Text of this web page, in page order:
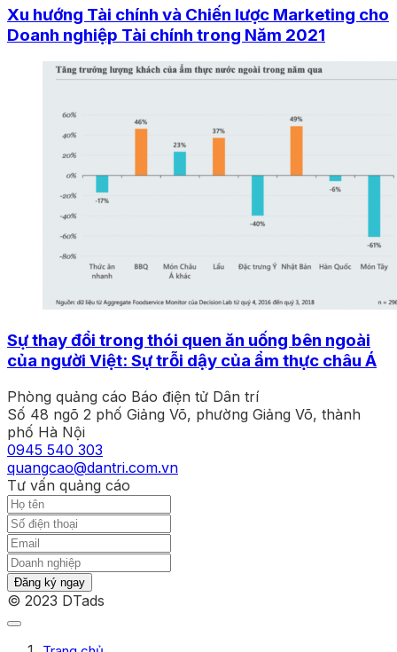
Xu hướng Tài chính và Chiến lược Marketing cho
Doanh nghiệp Tài chính trong Năm 2021
Sự thay đổi trong thói quen ăn uống bên ngoài
của người Việt: Sự trỗi dậy của ẩm thực châu Á
Phòng quảng cáo Báo điện tử Dân trí
Số 48 ngõ 2 phố Giảng Võ, phường Giảng Võ, thành
phố Hà Nội
0945 540 303
quangcao@dantri.com.vn
Tư vấn quảng cáo
Đăng ký ngay
© 2023 DTads